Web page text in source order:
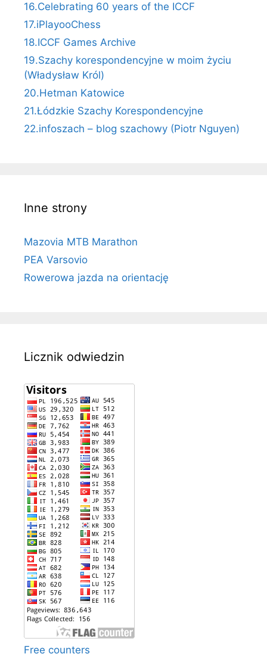
16.Celebrating 60 years of the ICCF
17.iPlayooChess
18.ICCF Games Archive
19.Szachy korespondencyjne w moim życiu
(Władysław Król)
20.Hetman Katowice
21.Łódzkie Szachy Korespondencyjne
22.infoszach – blog szachowy (Piotr Nguyen)
Inne strony
Mazovia MTB Marathon
PEA Varsovio
Rowerowa jazda na orientację
Licznik odwiedzin
Free counters